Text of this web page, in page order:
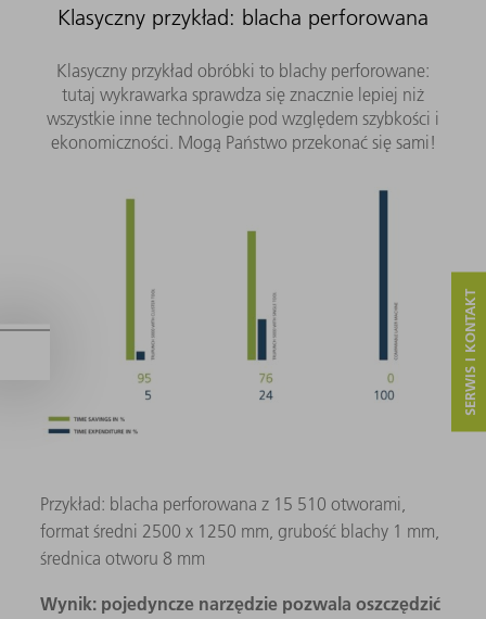
Klasyczny przykład: blacha perforowana
Klasyczny przykład obróbki to blachy perforowane:
tutaj wykrawarka sprawdza się znacznie lepiej niż
wszystkie inne technologie pod względem szybkości i
ekonomiczności. Mogą Państwo przekonać się sami!
Przykład: blacha perforowana z 15 510 otworami,
format średni 2500 x 1250 mm, grubość blachy 1 mm,
średnica otworu 8 mm
Wynik: pojedyncze narzędzie pozwala oszczędzić
SERWIS I KONTAKT